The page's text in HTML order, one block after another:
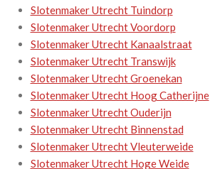
Slotenmaker Utrecht Tuindorp
Slotenmaker Utrecht Voordorp
Slotenmaker Utrecht Kanaalstraat
Slotenmaker Utrecht Transwijk
Slotenmaker Utrecht Groenekan
Slotenmaker Utrecht Hoog Catherijne
Slotenmaker Utrecht Ouderijn
Slotenmaker Utrecht Binnenstad
Slotenmaker Utrecht Vleuterweide
Slotenmaker Utrecht Hoge Weide